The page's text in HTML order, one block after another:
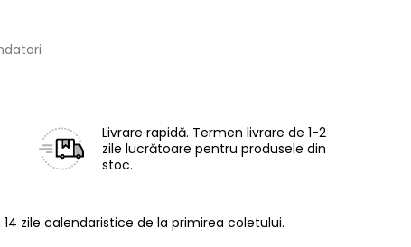
Livrare rapidă. Termen livrare de 1-2
zile lucrătoare pentru produsele din
stoc.
zile calendaristice de la primirea coletului.